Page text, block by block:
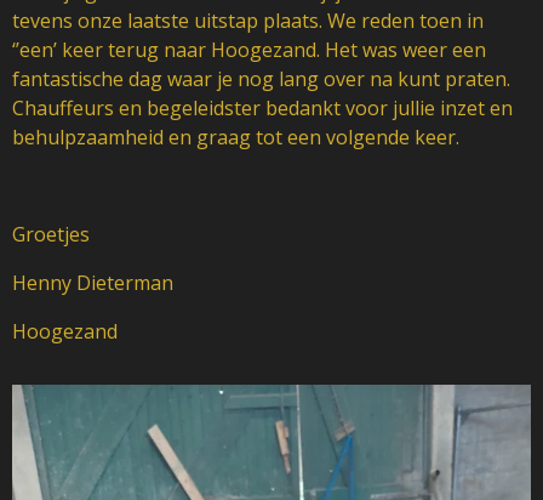
tevens onze laatste uitstap plaats. We reden toen in
‘’een’ keer terug naar Hoogezand. Het was weer een
fantastische dag waar je nog lang over na kunt praten.
Chauffeurs en begeleidster bedankt voor jullie inzet en
behulpzaamheid en graag tot een volgende keer.
Groetjes
Henny Dieterman
Hoogezand